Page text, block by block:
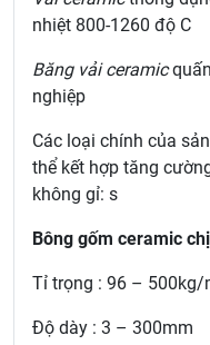
nhiệt 800-1260 độ C
Băng vải ceramic
nghiệp
Các loại chính của
thể kết hợp tăng
không gỉ: s
Bông gốm ceramic
Tỉ trọng : 96 – 500kg/
Độ dày : 3 – 300mm